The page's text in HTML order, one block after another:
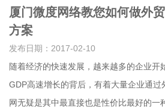
厦门微度网络教您如何做外
方案
发布日期：2017-02-10
随着经济的快速发展，越来越多的企业开
GDP高速增长的背后，有着大量企业通过
网无疑是其中最直接也是性价比最好的一